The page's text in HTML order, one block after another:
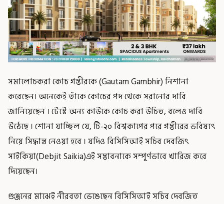
সমালোচকরা কোচ গম্ভীরকে (Gautam Gambhir) নিশানা
করেছেন। অনেকেই তাঁকে কোচের পদ থেকে সরানোর দাবি
জানিয়েছেন । টেস্টে অন্য কাউকে কোচ করা উচিত, বলেও দাবি
উঠেছে । শোনা যাচ্ছিল যে, টি-২০ বিশ্বকাপের পরে গম্ভীরের ভবিষ্যৎ
নিয়ে সিদ্ধান্ত নেওয়া হবে । যদিও বিসিসিআই সচিব দেবজিৎ
সাইকিয়া(Debjit Saikia)এই সম্ভাবনাকে সম্পূর্ণভাবে খারিজ করে
দিয়েছেন।
গুঞ্জনের মাঝেই নীরবতা ভেঙেছেন বিসিসিআই সচিব দেবজিত